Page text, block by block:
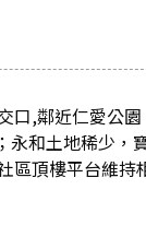
口,鄰近仁愛公
和土地稀少，
區頂樓平台維